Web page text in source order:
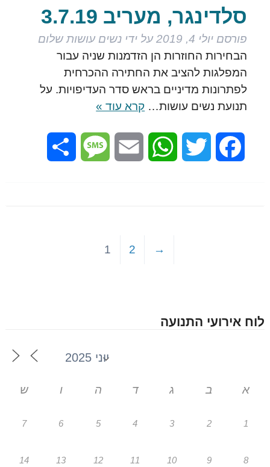
סלדינגר, מעריב 3.7.19
פורסם יולי 4, 2019 על ידי נשים עושות שלום
הבחירות החוזרות הן הזדמנות שניה עבור
המפלגות להציב את החתירה ההכרחית
לפתרונות מדיניים בראש סדר העדיפויות. על
תנועת נשים עושות… קרא עוד »
Facebook
Twitter
WhatsApp
Email
Message
1 2 →
לוח אירועי התנועה
א ב ג ד ה ו ש
1
2
3
4
5
6
7
8
9
10
11
12
13
14